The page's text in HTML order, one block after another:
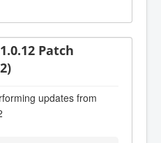
Patch
updates from